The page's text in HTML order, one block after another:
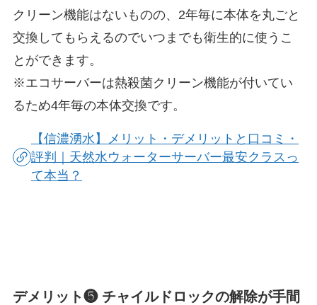
クリーン機能はないものの、 2年毎に本体を丸ごと
交換 してもらえるのでいつまでも衛生的に使うこ
とができます。
※エコサーバーは熱殺菌クリーン機能が付いてい
るため4年毎の本体交換です。
【信濃湧水】メリット・デメリットと口コミ・
評判｜天然水ウォーターサーバー最安クラスっ
て本当？
デメリット❺ チャイルドロックの解除が手間